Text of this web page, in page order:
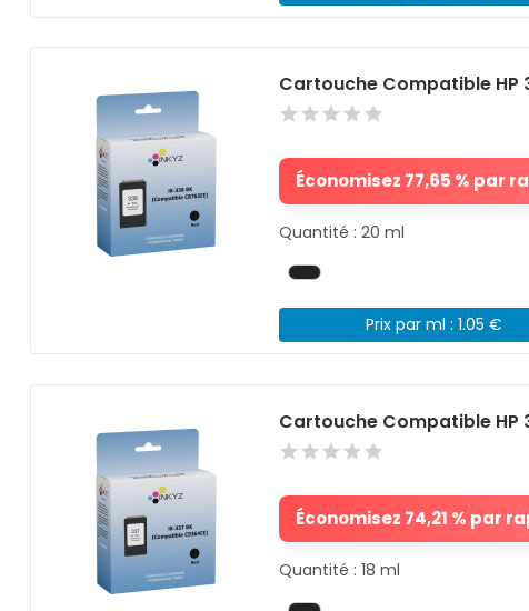
Cartouche Compatible HP
Économisez 77,65 % par
Quantité : 20 ml
Prix par ml : 1.05 €
Cartouche Compatible HP
Économisez 74,21 % par
Quantité : 18 ml